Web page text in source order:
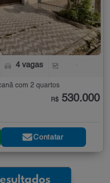
4 vagas
com 2 quartos
R$ 530.000
Contatar